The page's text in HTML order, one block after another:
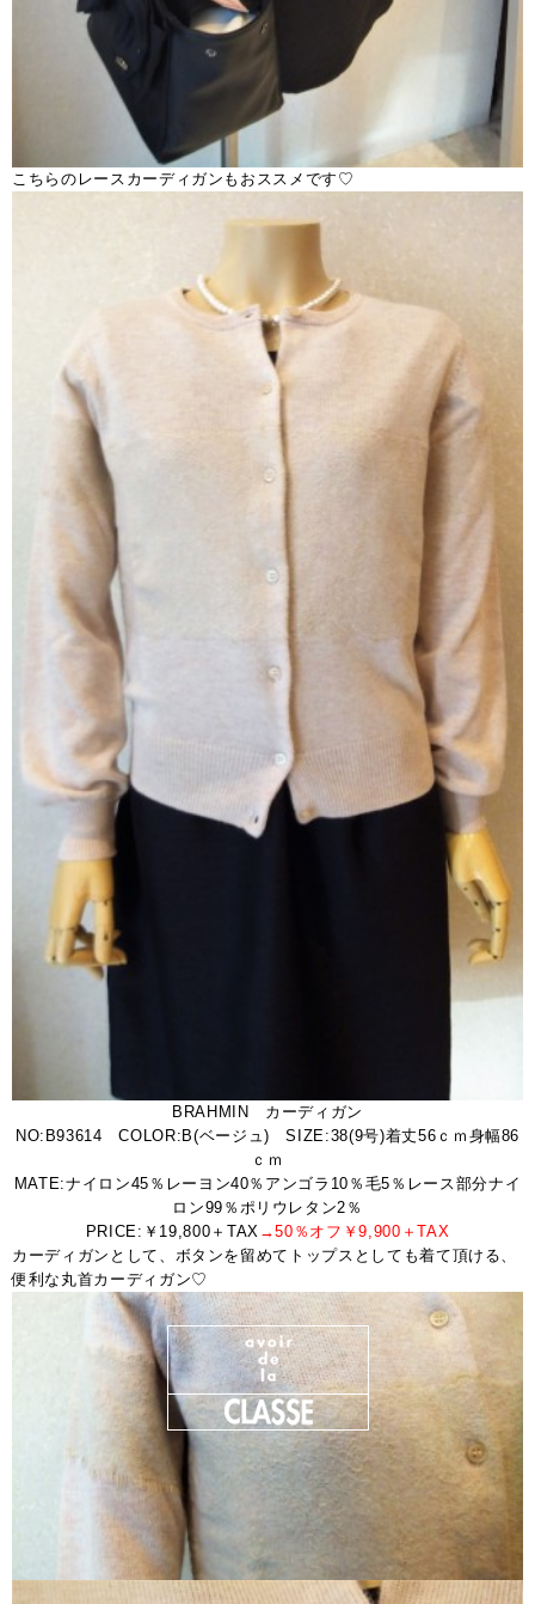
こちらのレースカーディガンもおススメです♡
BRAHMIN カーディガン
NO:B93614 COLOR:B(ベージュ) SIZE:38(9号)着丈56ｃｍ身幅86
ｃｍ
MATE:ナイロン45％レーヨン40％アンゴラ10％毛5％レース部分ナイ
ロン99％ポリウレタン2％
PRICE:￥19,800＋TAX →50％オフ￥9,900＋TAX
カーディガンとして、ボタンを留めてトップスとしても着て頂ける、
便利な丸首カーディガン♡